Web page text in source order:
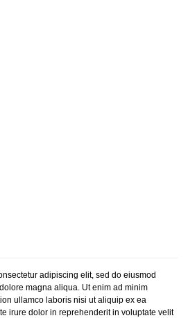
adipiscing elit, sed do eiusmod
magna aliqua. Ut enim ad minim
ullamco laboris nisi ut aliquip ex ea
irure dolor in reprehenderit in voluptate velit